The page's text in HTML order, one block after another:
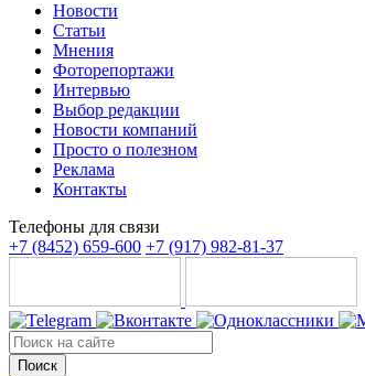
Новости
Статьи
Мнения
Фоторепортажи
Интервью
Выбор редакции
Новости компаний
Просто о полезном
Реклама
Контакты
Телефоны для связи
+7 (8452) 659-600 +7 (917) 982-81-37
Поиск